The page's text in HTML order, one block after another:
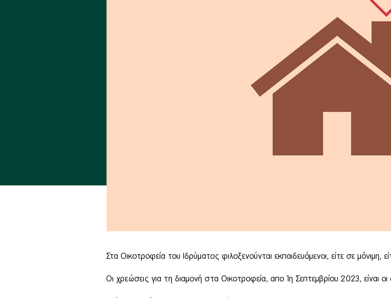
Στα Οικοτροφεία του Ιδρύματος φιλοξενούνται εκπαιδευόμενοι, είτε σε μόνιμη,
Οι χρεώσεις για τη διαμονή στα Οικοτροφεία, απο 1η Σεπτεμβρίου 2023, είναι